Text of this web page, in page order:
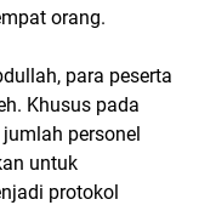
orang.
para peserta
Khusus pada
personel
untuk
protokol